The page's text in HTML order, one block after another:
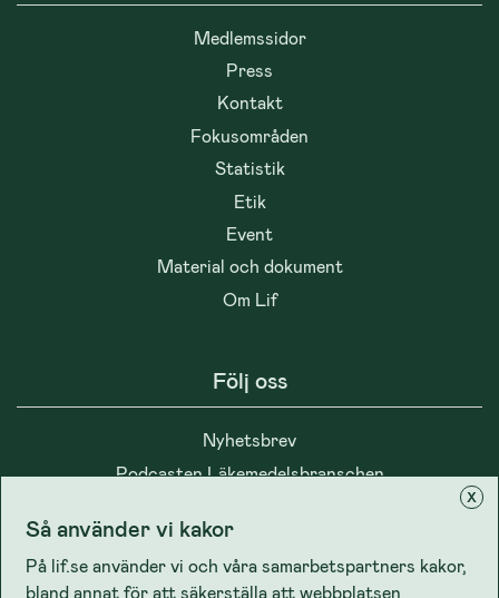
x
Så använder vi kakor
På lif.se använder vi och våra samarbetspartners kakor,
bland annat för att säkerställa att webbplatsen
Medlemssidor
Press
Kontakt
Fokusområden
Statistik
Etik
Event
Material och dokument
Om Lif
Följ oss
Nyhetsbrev
Podcasten Läkemedelsbranschen